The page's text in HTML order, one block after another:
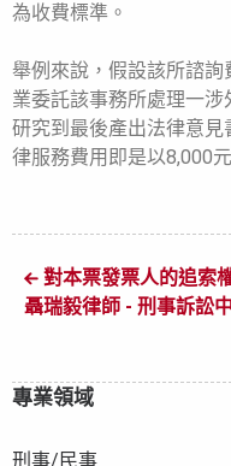
為收費標準。
舉例來說，假設該所諮
業委託該事務所處理一
研究到最後產出法律意
律服務費用即是以8,000
對本票發票人的追索
聶瑞毅律師 - 刑事訴訟
專業領域
刑事/民事